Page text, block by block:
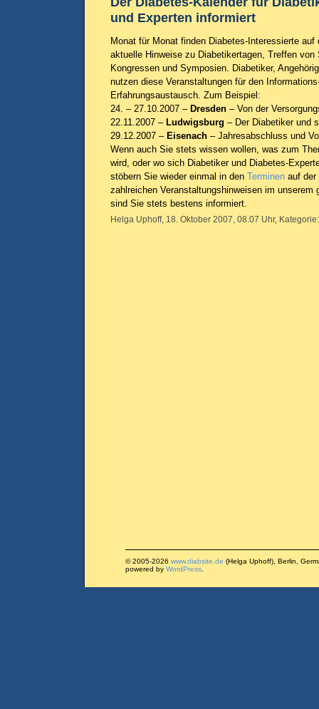
und Experten informiert
Monat für Monat finden Diabetes-Interessierte auf
aktuelle Hinweise zu Diabetikertagen, Treffen von
Kongressen und Symposien. Diabetiker,
nutzen diese Veranstaltungen für den
Erfahrungsaustausch. Zum Beispiel:
24. – 27.10.2007 – Dresden – Von der
22.11.2007 – Ludwigsburg – Der Diabetiker und
29.12.2007 – Eisenach – Jahresabschluss und
Wenn auch Sie stets wissen wollen, was zum
wird, oder wo sich Diabetiker und Diabetes-
stöbern Sie wieder einmal in den Terminen auf der
zahlreichen Veranstaltungshinweisen im unserem
sind Sie stets bestens informiert.
Helga Uphoff, 18. Oktober 2007, 08.07 Uhr,
© 2005-2026 www.diabsite.de (Helga Uphoff), Berlin,
powered by WordPress.